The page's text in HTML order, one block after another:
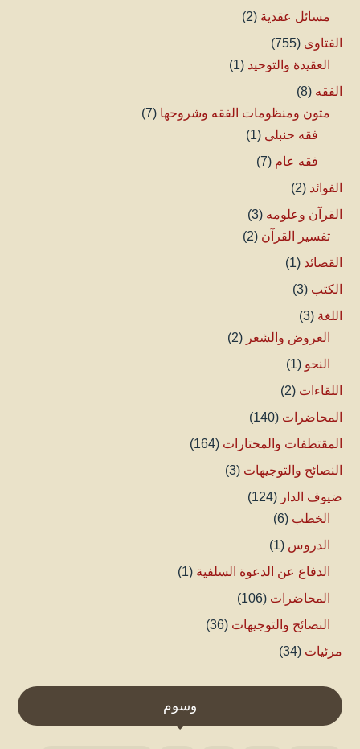
مسائل عقدية (2)
الفتاوى (755)
العقيدة والتوحيد (1)
الفقه (8)
متون ومنظومات الفقه وشروحها (7)
فقه حنبلي (1)
فقه عام (7)
الفوائد (2)
القرآن وعلومه (3)
تفسير القرآن (2)
القصائد (1)
الكتب (3)
اللغة (3)
العروض والشعر (2)
النحو (1)
اللقاءات (2)
المحاضرات (140)
المقتطفات والمختارات (164)
النصائح والتوجيهات (3)
ضيوف الدار (124)
الخطب (6)
الدروس (1)
الدفاع عن الدعوة السلفية (1)
المحاضرات (106)
النصائح والتوجيهات (36)
مرئيات (34)
وسوم